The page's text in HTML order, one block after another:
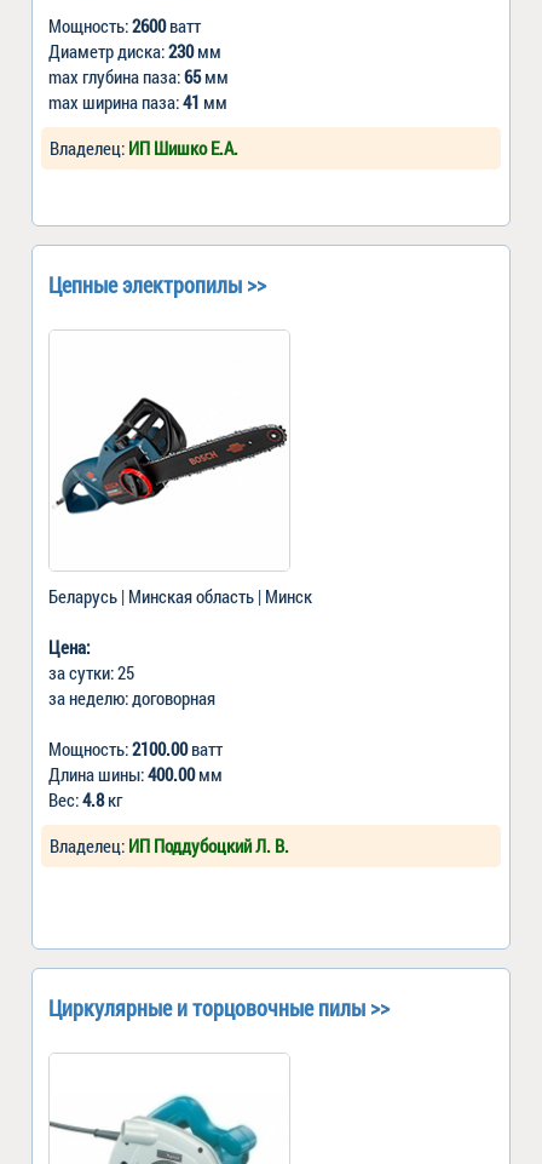
Мощность:2600ватт
Диаметр диска:230мм
max глубина паза:65мм
max ширина паза:41 мм
Владелец: ИП Шишко Е.А.
Цепные электропилы >>
Беларусь | Минская область | Минск
Цена:
за сутки: 25
за неделю: договорная
Мощность:2100.00ватт
Длина шины:400.00мм
Вес:4.8кг
Владелец: ИП Поддубоцкий Л. В.
Циркулярные и торцовочные пилы >>